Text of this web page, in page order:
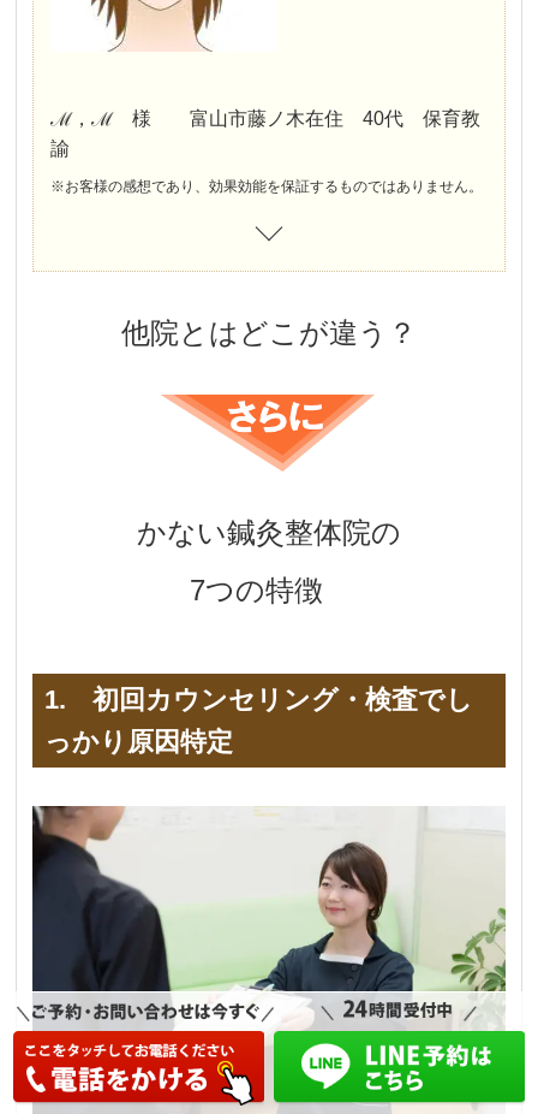
ℳ，ℳ 様 富山市藤ノ木在住 40代 保育教
諭
※お客様の感想であり、効果効能を保証するものではありません。
他院とはどこが違う？
かない鍼灸整体院の
7つの特徴
1. 初回カウンセリング・検査でし
っかり原因特定